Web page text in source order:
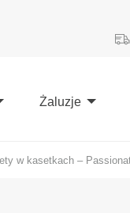
Żaluzje
w kasetkach –